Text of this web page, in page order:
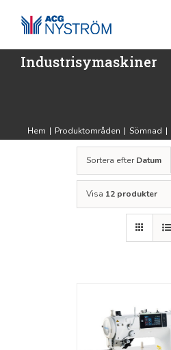
innehållet
Industrisymaskiner
Hem | Produktområden | Sömnad |
Sortera efterDatum
Visa 12 produkter